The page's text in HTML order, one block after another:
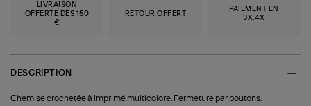
LIVRAISON
OFFERTE DÈS 150
€
RETOUR OFFERT
PAIEMENT EN
3X,4X
DESCRIPTION
Chemise crochetée à imprimé multicolore. Fermeture par boutons.